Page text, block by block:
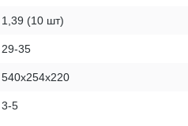
1,39 (10 шт)
29-35
540х254х220
3-5